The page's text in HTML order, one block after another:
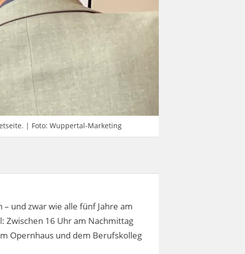
| Foto: Wuppertal-Marketing
und zwar wie alle fünf Jahre am
Zwischen 16 Uhr am Nachmittag
Opernhaus und dem Berufskolleg